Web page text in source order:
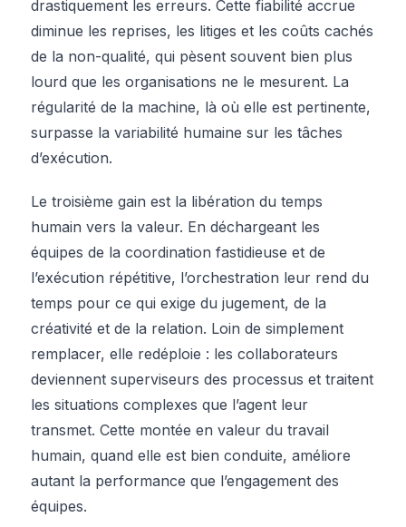
drastiquement les erreurs. Cette fiabilité accrue
diminue les reprises, les litiges et les coûts cachés
de la non-qualité, qui pèsent souvent bien plus
lourd que les organisations ne le mesurent. La
régularité de la machine, là où elle est pertinente,
surpasse la variabilité humaine sur les tâches
d’exécution.
Le troisième gain est la libération du temps
humain vers la valeur. En déchargeant les
équipes de la coordination fastidieuse et de
l’exécution répétitive, l’orchestration leur rend du
temps pour ce qui exige du jugement, de la
créativité et de la relation. Loin de simplement
remplacer, elle redéploie : les collaborateurs
deviennent superviseurs des processus et traitent
les situations complexes que l’agent leur
transmet. Cette montée en valeur du travail
humain, quand elle est bien conduite, améliore
autant la performance que l’engagement des
équipes.